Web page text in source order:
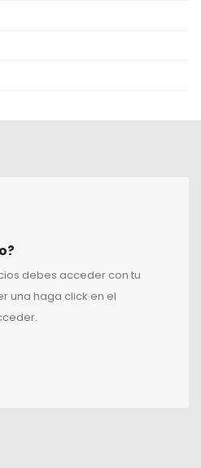
debes acceder con tu
una haga click en el